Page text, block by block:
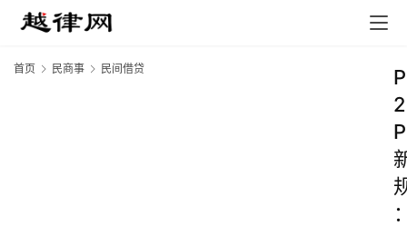
首页 民商事 民间借贷
P
2
P